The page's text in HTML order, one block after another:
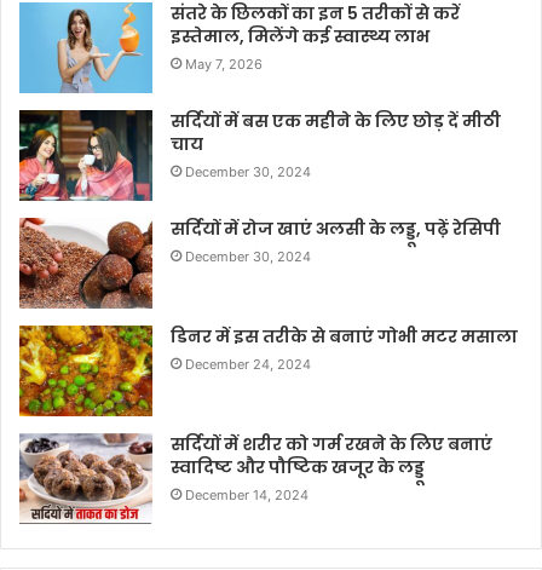
संतरे के छिलकों का इन 5 तरीकों से करें
इस्तेमाल, मिलेंगे कई स्वास्थ्य लाभ
May 7, 2026
सर्दियों में बस एक महीने के लिए छोड़ दें मीठी
चाय
December 30, 2024
सर्दियों में रोज खाएं अलसी के लड्डू, पढ़ें रेसिपी
December 30, 2024
डिनर में इस तरीके से बनाएं गोभी मटर मसाला
December 24, 2024
सर्दियों में शरीर को गर्म रखने के लिए बनाएं
स्वादिष्ट और पौष्टिक खजूर के लड्डू
December 14, 2024